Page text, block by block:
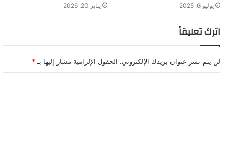
يوليو 6, 2025 يناير 20, 2026
اترك تعليقاً
لن يتم نشر عنوان بريدك الإلكتروني. الحقول الإلزامية مشار إليها بـ *